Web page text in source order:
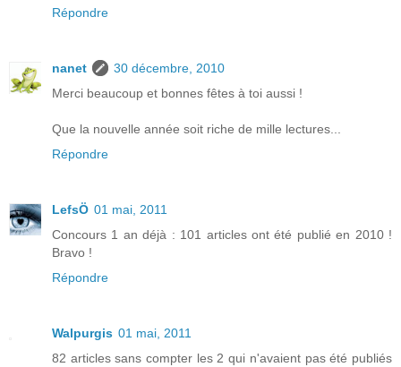
Répondre
nanet
30 décembre, 2010
Merci beaucoup et bonnes fêtes à toi aussi !
Que la nouvelle année soit riche de mille lectures...
Répondre
LefsÖ 01 mai, 2011
Concours 1 an déjà : 101 articles ont été publié en 2010 !
Bravo !
Répondre
Walpurgis 01 mai, 2011
82 articles sans compter les 2 qui n'avaient pas été publiés